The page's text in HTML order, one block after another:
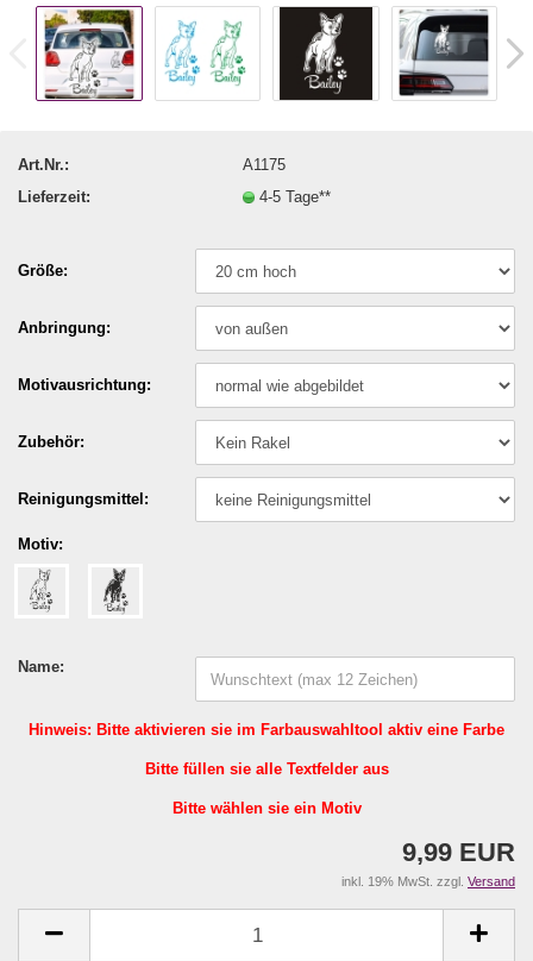
Art.Nr.:
A1175
Lieferzeit:
4-5 Tage**
Größe:
Anbringung:
Motivausrichtung:
Zubehör:
Reinigungsmittel:
Motiv:
Name:
Hinweis: Bitte aktivieren sie im Farbauswahltool aktiv eine Farbe
Bitte füllen sie alle Textfelder aus
Bitte wählen sie ein Motiv
9,99 EUR
inkl. 19% MwSt. zzgl. Versand